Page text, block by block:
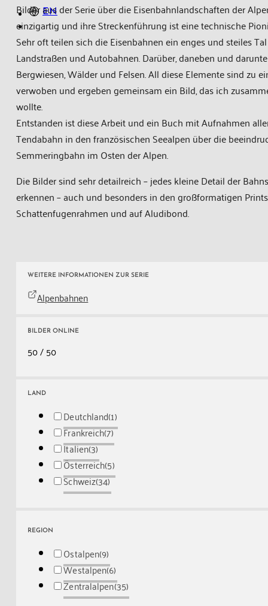
EN
Bilder aus der Serie über die Eisenbahnlandschaften der
einzigartig und ihre Streckenführung ist eine technische
Sehr oft teilen sich die Eisenbahnen ein enges und steiles
Landstraßen und Autobahnen. Darüber, daneben und
Bergwiesen, Wälder und Felsen. All diese Elemente sind zu
verwoben und ergeben gemeinsam ein Bild, das ich
wollte.
Entstanden ist diese Arbeit und ein Buch mit Aufnahmen
Tendabahn in den französischen Seealpen über die
Semmeringbahn im Osten der Alpen.
Die Bilder sind sehr detailreich – jedes kleine Detail der
erkennen – auch und besonders in den großformatigen
Schattenfugenrahmen und auf Aludibond.
WEITERE INFORMATIONEN ZUR SERIE
Alpenbahnen
BILDER ONLINE
50/ 50
LAND
Deutchland(1)
Frankreich(7)
Italien(3)
Österreich(5)
Schweiz(34)
REGION
Ostalpen(9)
Westalpen(6)
Zentralalpen(35)